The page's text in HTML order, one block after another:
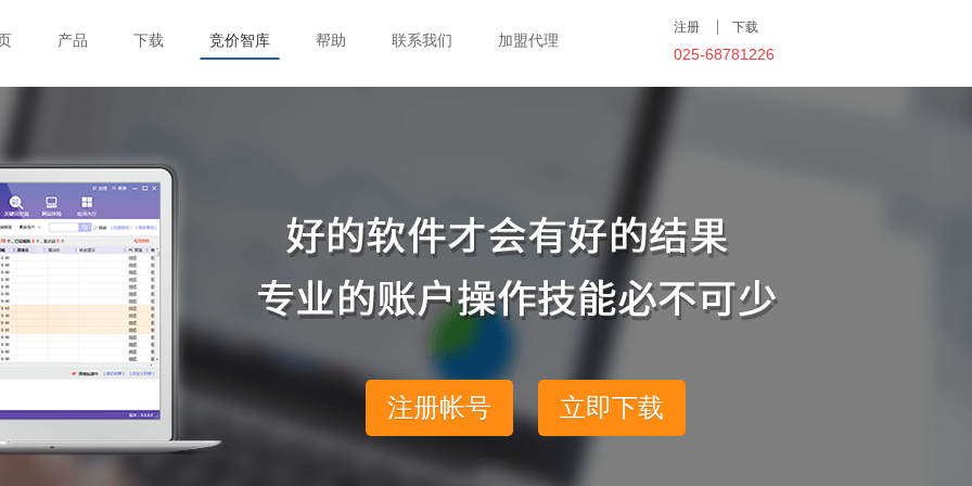
产品 下载 竞价智库 帮助 联系我们 加盟代理
注册 下载
025-68781226
注册帐号 立即下载